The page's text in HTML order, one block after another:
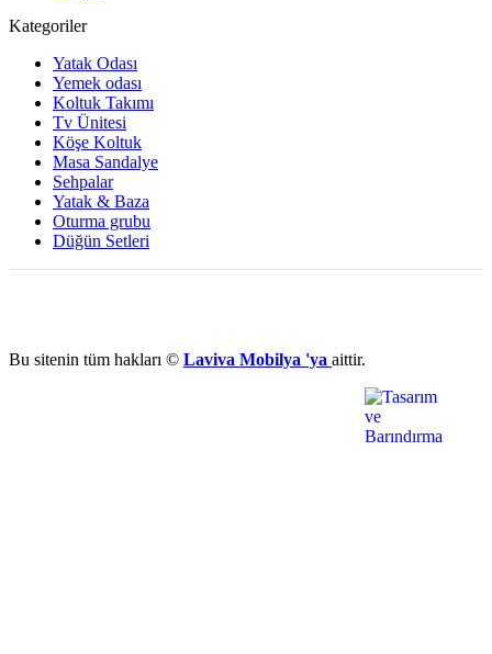
Kategoriler
Yatak Odası
Yemek odası
Koltuk Takımı
Tv Ünitesi
Köşe Koltuk
Masa Sandalye
Sehpalar
Yatak & Baza
Oturma grubu
Düğün Setleri
Bu sitenin tüm hakları © Laviva Mobilya 'ya aittir.